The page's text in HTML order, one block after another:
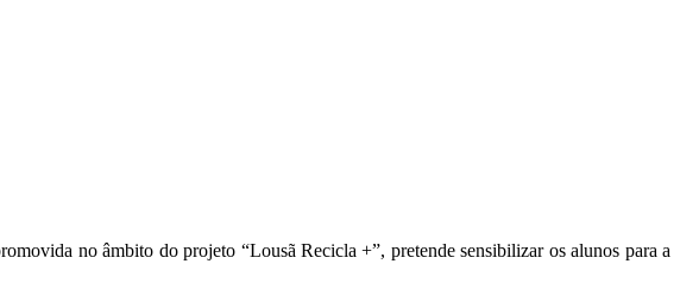
no âmbito do projeto “Lousã Recicla +”, pretende sensibilizar os alunos para a